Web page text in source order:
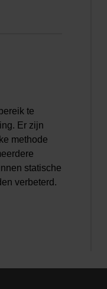
te
Er zijn
methode
statische
verbeterd.